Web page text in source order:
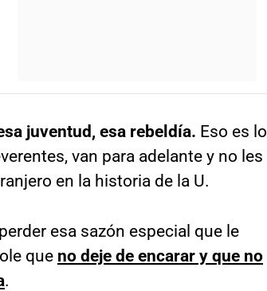
juventud, esa rebeldía. Eso es lo
van para adelante y no les
en la historia de la U.
esa sazón especial que le
que no deje de encarar y que no
.